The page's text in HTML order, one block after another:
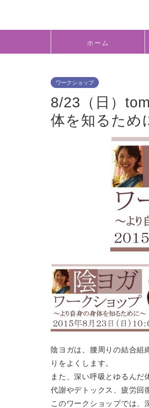
ホーム
ワークショップ
8/23（日）
体を知るため
陰ヨガは、腰周りの結合組
りをよくします。
また、深い呼吸とゆるんだ
代謝やデトックス、疲労回
このワークショップでは、